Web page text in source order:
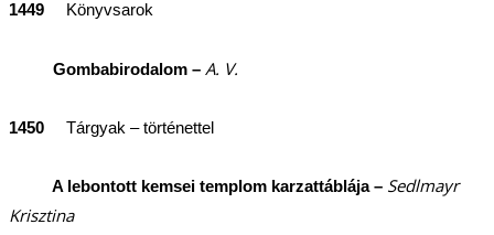
1449 Könyvsarok
Gombabirodalom – A. V.
1450 Tárgyak – történettel
A lebontott kemsei templom karzattáblája – Sedlmayr
Krisztina